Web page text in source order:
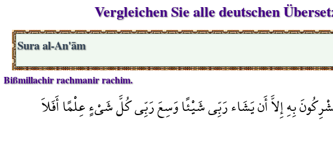
Vergleichen Sie alle deutschen
Sura al-An'ām
Bißmillachir rachmanir rachim.
بِهِ إِلاَّ أَن يَشَاء رَبِّي شَيْئًا وَسِعَ رَبِّي كُلَّ شَيْءٍ عِلْمًا أَفَلاَ